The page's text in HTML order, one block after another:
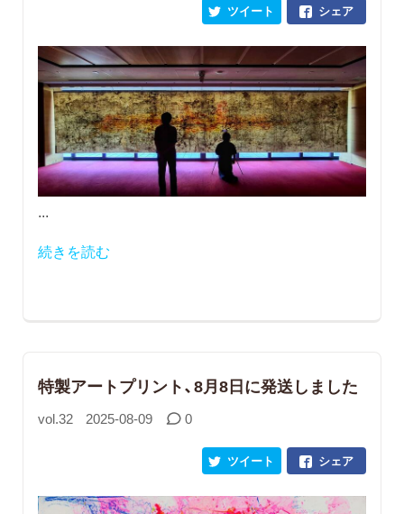
シェア
ツイート
...
続きを読む
特製アートプリント、8月8日に発送しました
vol.32 2025-08-09 0
シェア
ツイート